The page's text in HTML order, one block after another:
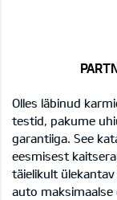
Olles läbinud
testid, pakume
garantiiga. See
eesmisest
täielikult
auto maksimaalse